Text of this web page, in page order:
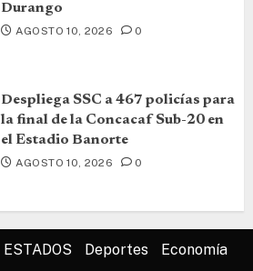
Durango
AGOSTO 10, 2026 0
Despliega SSC a 467 policías para
la final de la Concacaf Sub-20 en
el Estadio Banorte
AGOSTO 10, 2026 0
ESTADOS Deportes Economía